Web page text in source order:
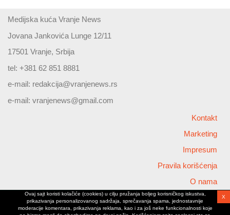
Medijska kuća Vranje News
Jovana Jankovića Lunge 12/11
17501 Vranje, Srbija
tel: +381 62 851 8881
e-mail: redakcija@vranjenews.rs
e-mail: vranjenews@gmail.com
Kontakt
Marketing
Impresum
Pravila korišćenja
O nama
Copyright © 2026 Vranjenews
All rights reserved
Ovaj sajt koristi kolačiće (cookies) u cilju pružanja boljeg korisničkog iskustva,
prikazivanja personalizovanog sadržaja, sprečavanja spama, jednostavnije
moderacije komentara, prikazivanja reklama, kao i za još neke funkcionalnosti koje
X